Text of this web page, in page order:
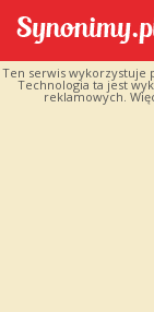
Ten serwis wykorzystuje
Technologia ta jest
reklamowych.